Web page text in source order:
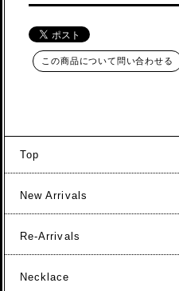
この商品について問い合わせる
Top
New Arrivals
Re-Arrivals
Necklace